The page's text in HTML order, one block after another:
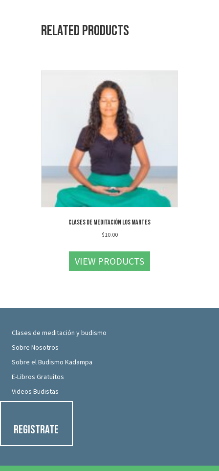
Related products
Clases de meditación los martes
$10.00
VIEW PRODUCTS
Clases de meditación y budismo
Sobre Nosotros
Sobre el Budismo Kadampa
E-Libros Gratuitos
Videos Budistas
Registrate